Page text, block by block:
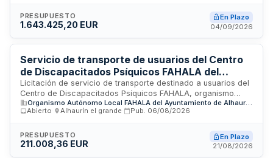
solución unificada que simplifique la gestión, coordinación y
facturación de infraestructuras de voz y datos, evitando la
facilitando la asignación de responsabilidades ante
incidencias.
PRESUPUESTO
1.643.425,20 EUR
En Plazo
04/09/2026
Servicio de transporte de usuarios del Centro
de Discapacitados Psíquicos FAHALA del
Ayuntamiento de Alhaurín el Grande
Licitación de servicio de transporte destinado a usuarios del
Centro de Discapacitados Psíquicos FAHALA, organismo
autónomo dependiente del Ayuntamiento de Alhaurín el
Grande. El contrato comprende la prestación de servicios de
discapacidad psíquica durante el período de ejecución
establecido. La contratación se realiza mediante
Organismo Autónomo Local FAHALA del Ayuntamiento de Alhaurín el Grande
Abierto
Alhaurín el grande Pub. 06/08/2026
PRESUPUESTO
211.008,36 EUR
En Plazo
21/08/2026